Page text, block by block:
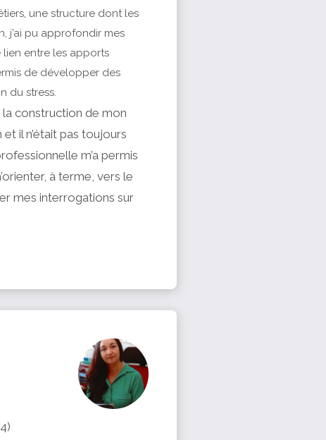
une structure dont les
j’ai pu approfondir mes
lien entre les apports
de développer des
du stress.
construction de mon
il n’était pas toujours
m’a permis
à terme, vers le
mes interrogations sur